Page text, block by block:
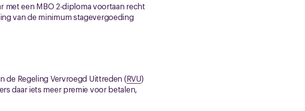
met een MBO 2-diploma voortaan recht
van de minimum stagevergoeding
de Regeling Vervroegd Uittreden (RVU)
daar iets meer premie voor betalen,